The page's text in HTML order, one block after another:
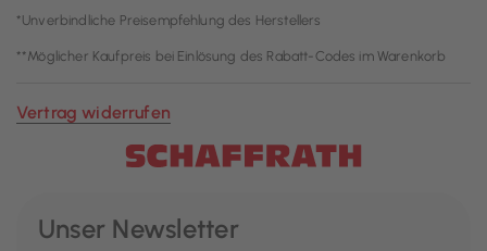
*Unverbindliche Preisempfehlung des Herstellers
**Möglicher Kaufpreis bei Einlösung des Rabatt-Codes im Warenkorb
Vertrag widerrufen
Unser Newsletter